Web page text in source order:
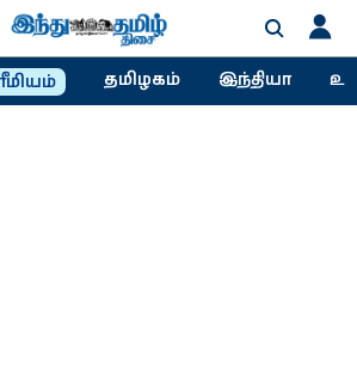
தமிழகம் இந்தியா